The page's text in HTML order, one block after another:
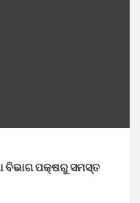
ବିଭାଗ ପକ୍ଷରୁ ସମସ୍ତ